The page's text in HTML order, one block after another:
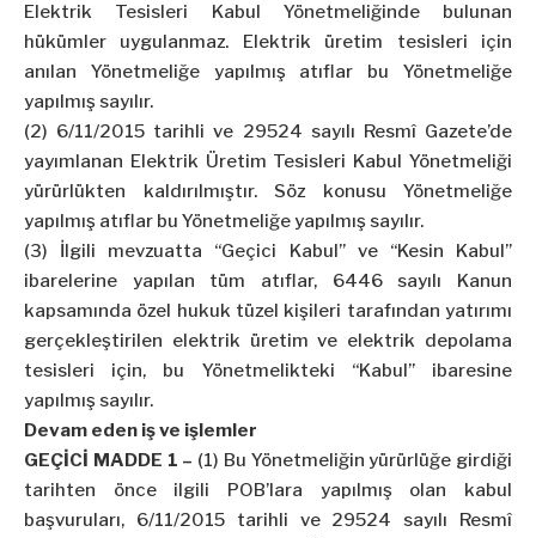
Elektrik Tesisleri Kabul Yönetmeliğinde bulunan
hükümler uygulanmaz. Elektrik üretim tesisleri için
anılan Yönetmeliğe yapılmış atıflar bu Yönetmeliğe
yapılmış sayılır.
(2) 6/11/2015 tarihli ve 29524 sayılı Resmî Gazete’de
yayımlanan Elektrik Üretim Tesisleri Kabul Yönetmeliği
yürürlükten kaldırılmıştır. Söz konusu Yönetmeliğe
yapılmış atıflar bu Yönetmeliğe yapılmış sayılır.
(3) İlgili mevzuatta “Geçici Kabul” ve “Kesin Kabul”
ibarelerine yapılan tüm atıflar, 6446 sayılı Kanun
kapsamında özel hukuk tüzel kişileri tarafından yatırımı
gerçekleştirilen elektrik üretim ve elektrik depolama
tesisleri için, bu Yönetmelikteki “Kabul” ibaresine
yapılmış sayılır.
Devam eden iş ve işlemler
GEÇİCİ MADDE 1 – (1) Bu Yönetmeliğin yürürlüğe girdiği
tarihten önce ilgili POB’lara yapılmış olan kabul
başvuruları, 6/11/2015 tarihli ve 29524 sayılı Resmî